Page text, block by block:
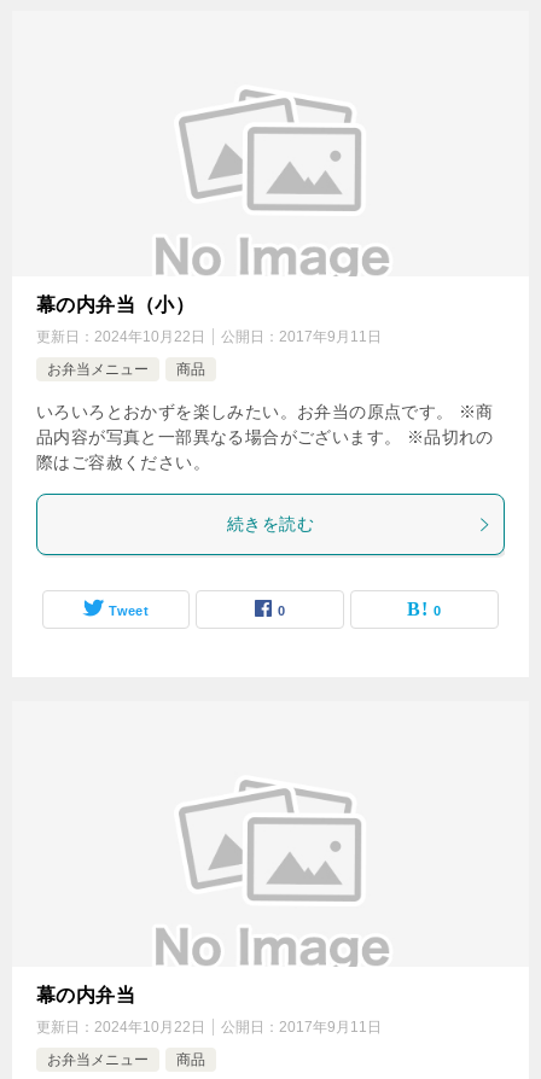
幕の内弁当（小）
更新日： 2024年10月22日 公開日： 2017年9月11日
お弁当メニュー
商品
いろいろとおかずを楽しみたい。お弁当の原点です。 ※商
品内容が写真と一部異なる場合がございます。 ※品切れの
際はご容赦ください。
続きを読む
Tweet 0 0
幕の内弁当
更新日： 2024年10月22日 公開日： 2017年9月11日
お弁当メニュー
商品